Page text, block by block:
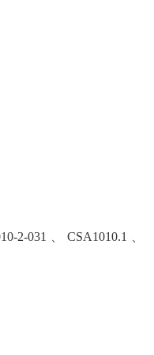
2-031、CSA1010.1、